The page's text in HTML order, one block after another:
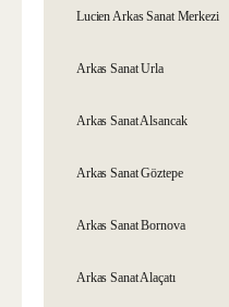
Lucien Arkas Sanat Merkezi
Arkas Sanat Urla
Arkas Sanat Alsancak
Arkas Sanat Göztepe
Arkas Sanat Bornova
Arkas Sanat Alaçatı